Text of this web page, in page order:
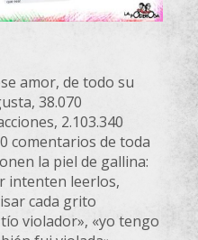
amor, de todo su
38.070
2.103.340
comentarios de toda
la piel de gallina:
intenten leerlos,
cada grito
violador», «yo tengo